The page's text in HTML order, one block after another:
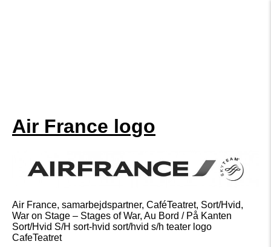
Air France logo
Air France, samarbejdspartner, CaféTeatret, Sort/Hvid,
War on Stage – Stages of War, Au Bord / På Kanten
Sort/Hvid S/H sort-hvid sort/hvid s/h teater logo
CafeTeatret